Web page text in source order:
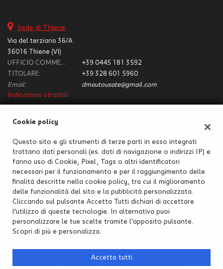
Sede di Thiene
Via del terziario 36/A
36016 Thiene (VI)
UFFICIO COMMERCIALE:
+39 0445 181 3592
TITOLARE:
+39 328 601 5960
Email:
dmautousate@gmail.com
Indicazioni stradali
D.M. Auto Store S.R.L.
Via del terziario 36/A, Thiene (VI)
C.F/P.IVA:04186920247
Registro delle imprese:VI
Cookie policy
Questo sito e gli strumenti di terze parti in esso integrati
trattano dati personali (es. dati di navigazione o indirizzi IP) e
fanno uso di Cookie, Pixel, Tags o altri identificatori
necessari per il funzionamento e per il raggiungimento delle
finalità descritte nella cookie policy, tra cui il miglioramento
delle funzionalità del sito e la pubblicità personalizzata.
Cliccando sul pulsante Accetta Tutti dichiari di accettare
l'utilizzo di queste tecnologie. In alternativa puoi
personalizzare le tue scelte tramite l'apposito pulsante.
Scopri di più e personalizza.
Accetta tutti